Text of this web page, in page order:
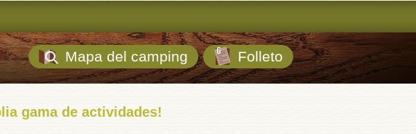
Mapa del camping Folleto
gama de actividades!